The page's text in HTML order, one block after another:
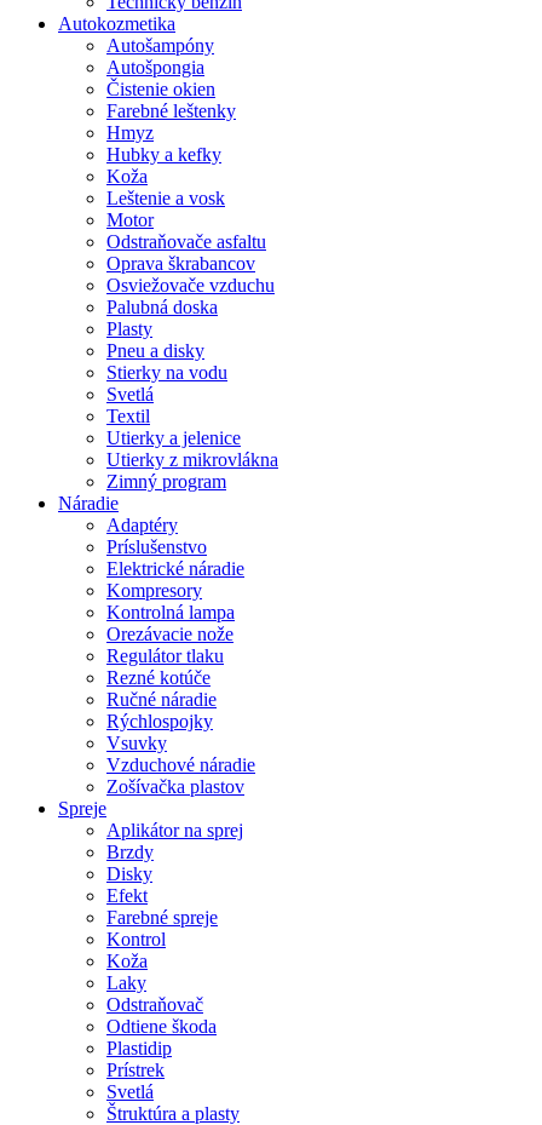
Autokozmetika
Autošampóny
Autošpongia
Čistenie okien
Farebné leštenky
Hmyz
Hubky a kefky
Koža
Leštenie a vosk
Motor
Odstraňovače asfaltu
Oprava škrabancov
Osviežovače vzduchu
Palubná doska
Plasty
Pneu a disky
Stierky na vodu
Svetlá
Textil
Utierky a jelenice
Utierky z mikrovlákna
Zimný program
Náradie
Adaptéry
Príslušenstvo
Elektrické náradie
Kompresory
Kontrolná lampa
Orezávacie nože
Regulátor tlaku
Rezné kotúče
Ručné náradie
Rýchlospojky
Vsuvky
Vzduchové náradie
Zošívačka plastov
Spreje
Aplikátor na sprej
Brzdy
Disky
Efekt
Farebné spreje
Kontrol
Koža
Laky
Odstraňovač
Odtiene škoda
Plastidip
Prístrek
Svetlá
Štruktúra a plasty